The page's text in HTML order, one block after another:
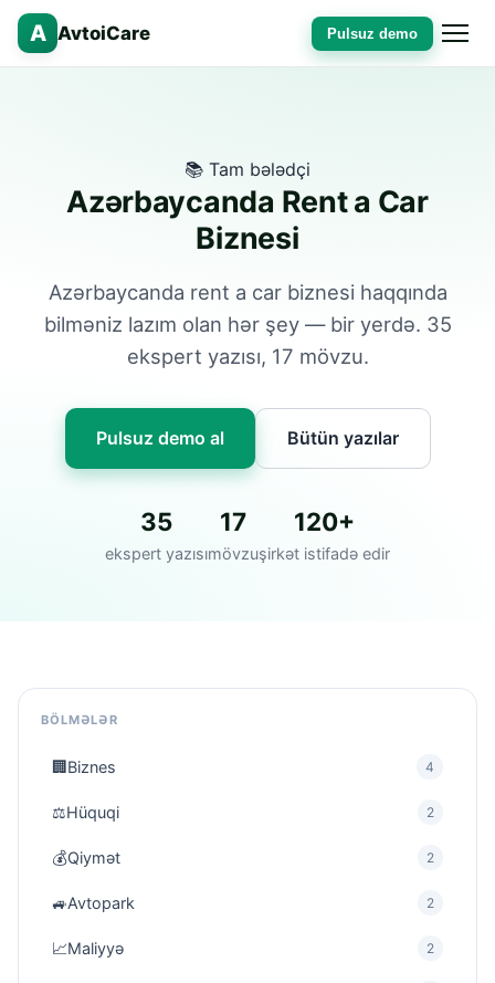
A AvtoiCare Pulsuz demo
📚 Tam bələdçi
Azərbaycanda Rent a Car
Biznesi
Azərbaycanda rent a car biznesi haqqında
bilməniz lazım olan hər şey — bir yerdə. 35
ekspert yazısı, 17 mövzu.
Pulsuz demo al Bütün yazılar
35
ekspert yazısı
17
mövzu
120+
şirkət istifadə edir
BÖLMƏLƏR
🏢Biznes 4
⚖️Hüquqi 2
💰Qiymət 2
🚙Avtopark 2
📈Maliyyə 2